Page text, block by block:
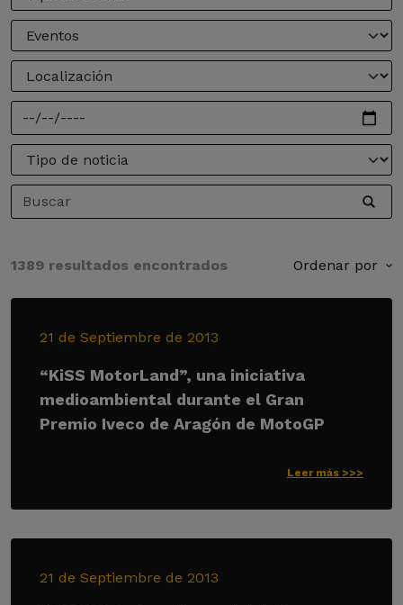
1389 resultados encontrados Ordenar por
21 de Septiembre de 2013
“KiSS MotorLand”, una iniciativa
medioambiental durante el Gran
Premio Iveco de Aragón de MotoGP
Leer más >>>
21 de Septiembre de 2013